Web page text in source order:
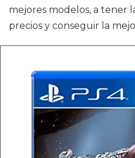
mejores modelos, a tener
precios y conseguir la